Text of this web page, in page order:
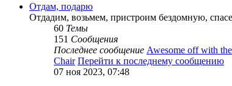
Отдам, подарю
Отдадим, возьмем, пристроим бездомную,
60 Темы
151 Сообщения
Последнее сообщение Awesome off with
Chair Перейти к последнему сообщению
07 ноя 2023, 07:48